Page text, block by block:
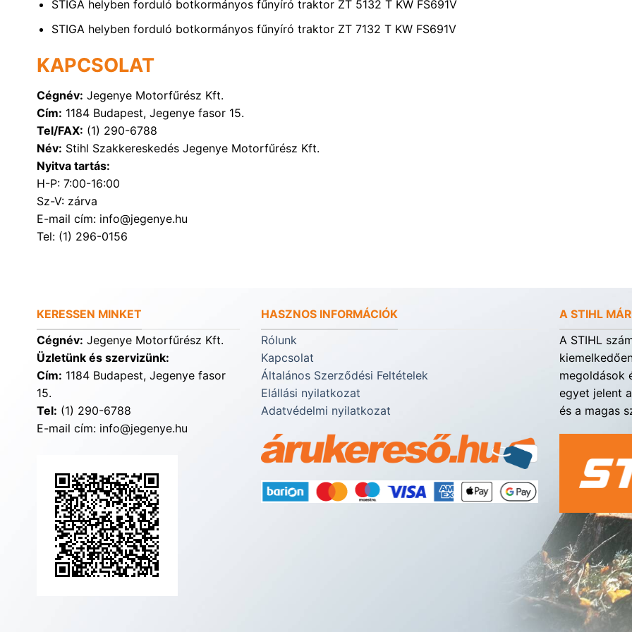
STIGA helyben forduló botkormányos fűnyíró traktor ZT 5132 T KW FS691V
STIGA helyben forduló botkormányos fűnyíró traktor ZT 7132 T KW FS691V
KAPCSOLAT
Cégnév: Jegenye Motorfűrész Kft.
Cím: 1184 Budapest, Jegenye fasor 15.
Tel/FAX: (1) 290-6788
Név: Stihl Szakkereskedés Jegenye Motorfűrész Kft.
Nyitva tartás:
H-P: 7:00-16:00
Sz-V: zárva
E-mail cím: info@jegenye.hu
Tel: (1) 296-0156
KERESSEN MINKET
Cégnév: Jegenye Motorfűrész Kft.
Üzletünk és szervizünk:
Cím: 1184 Budapest, Jegenye fasor
15.
Tel: (1) 290-6788
E-mail cím: info@jegenye.hu
HASZNOS INFORMÁCIÓK
Rólunk
Kapcsolat
Általános Szerződési Feltételek
Elállási nyilatkozat
Adatvédelmi nyilatkozat
A STIHL
A STIHL
megoldások
egyet jelent
és a magas